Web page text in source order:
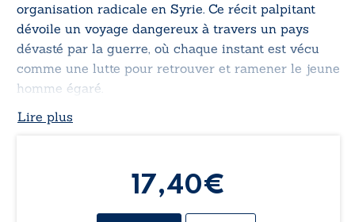
organisation radicale en Syrie. Ce récit palpitant
dévoile un voyage dangereux à travers un pays
dévasté par la guerre, où chaque instant est vécu
comme une lutte pour retrouver et ramener le jeune
homme égaré.
Lire plus
17,40€